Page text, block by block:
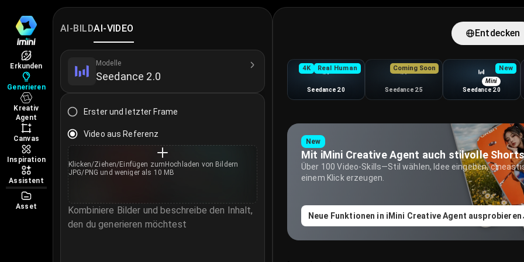
Erkunden
Generieren
Kreativ
Agent
Canvas
Inspiration
Assistent
Asset
AI Video Generator
Erstellen und bearbeiten Sie KI-Videos aus Text oder Bildern mit dem iMini AI Video Generator. Mit Seedance,
Videomodelle
Weltklasse-Videomodelle für unterschiedliche Qualität, Bewegungsstile und Aufgaben.
Seedance 2.0
Seedance 2.0 Mini
MiniMax H3
Kling 3.0 Omni
Sora 2
Veo 3.1
Veo 3.1 Fast
Happy Horse 1.0
Kling 3.0
Seedance 2.0 Fast
AI-BILDAI-VIDEO
Modelle
Seedance 2.0
Erster und letzter Frame
Video aus Referenz
Klicken/Ziehen/Einfügen zum Hochladen von Bildern
JPG/PNG und weniger als 10 MB
Kombiniere Bilder und beschreibe den Inhalt,
den du generieren möchtest
Entdecken
4K Real Human
Seedance 2.0
ByteDance · cinematic,
Coming Soon
Seedance 2.5
ByteDance · coming
New
Mini
Seedance 2.0
ByteDance · lighter
New
Über 100 Video-Skills—Stil wählen, Idee eingeben,
einem Klick erzeugen.
Neue Funktionen in iMini Creative Agent ausprobieren